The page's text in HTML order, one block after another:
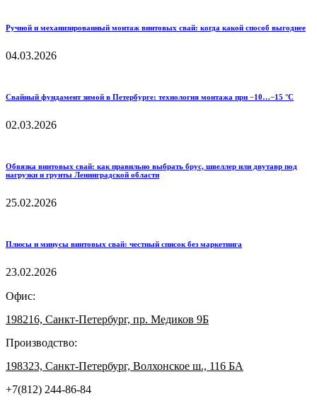
Ручной и механизированный монтаж винтовых свай: когда какой способ выгоднее
04.03.2026
Свайный фундамент зимой в Петербурге: технология монтажа при −10…−15 °C
02.03.2026
Обвязка винтовых свай: как правильно выбрать брус, швеллер или двутавр под
нагрузки и грунты Ленинградской области
25.02.2026
Плюсы и минусы винтовых свай: честный список без маркетинга
23.02.2026
Офис:
198216, Санкт-Петербург, пр. Медиков 9Б
Производство:
198323, Санкт-Петербург, Волхонское ш., 116 БА
+7(812) 244-86-84